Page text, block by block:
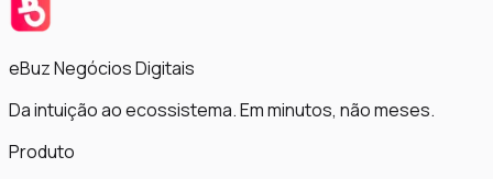
eBuz Negócios Digitais
Da intuição ao ecossistema. Em minutos, não meses.
Produto